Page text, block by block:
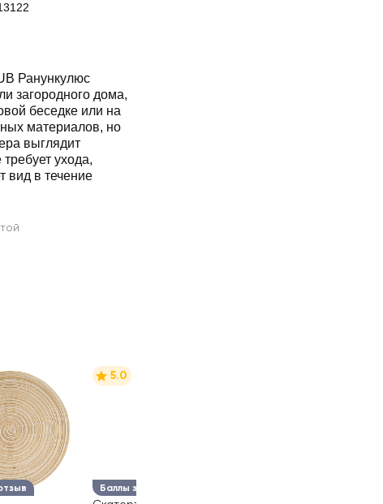
Ранункулюс
загородного дома,
беседке или на
материалов, но
выглядит
ухода,
вид в течение
Баллы за отзыв
5.0